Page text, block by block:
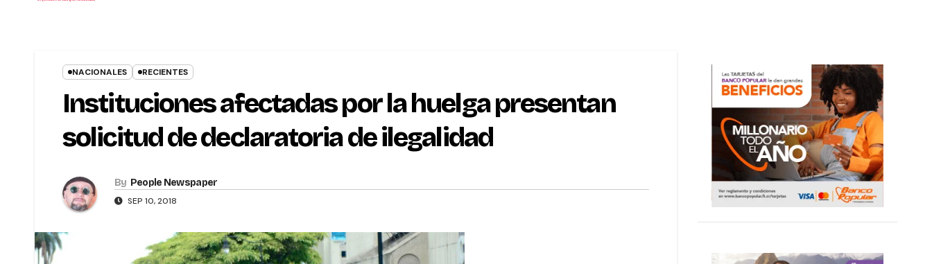
NACIONALES RECIENTES
Instituciones afectadas por la huelga presentan
solicitud de declaratoria de ilegalidad
By People Newspaper
SEP 10, 2018